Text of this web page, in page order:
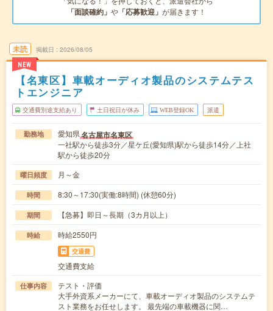
「面談確約」 や 「応募歓迎」 が届きます！
未読
NEW
掲載日 2026/08/05
【名東区】車載オーディオ製品のシステムテス
トエンジニア
交通費別途支給あり 土日祝日が休み WEB登録OK 派遣
勤務地 愛知県名古屋市名東区
一社駅から徒歩3分／星ケ丘(愛知県)駅から徒歩14分／上社
駅から徒歩20分
曜日頻度 月～金
時間 8:30～17:30(実働:8時間) (休憩60分)
期間 【急募】即日～長期（3カ月以上）
時給 時給2550円
交通費
交通費支給
仕事内容
テスト・評価
大手外資系メーカーにて、車載オーディオ製品のシステムテ
スト業務をお任せします。 最先端の車載機器に関…